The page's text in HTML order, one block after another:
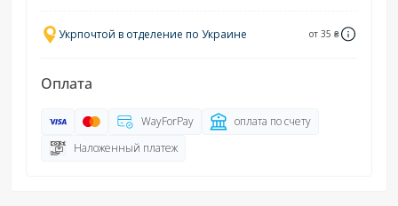
Укрпочтой в отделение по Украине от 35 ₴
Оплата
WayForPay
оплата по счету
Наложенный платеж